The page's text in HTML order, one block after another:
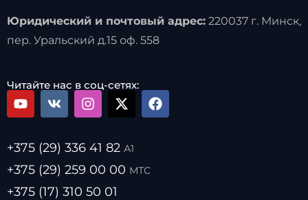
Юридический и почтовый адрес:220037 г. Минск,
пер. Уральский д.15 оф. 558
Читайте нас в соц-сетях:
+375 (29) 336 41 82 А1
+375 (29) 259 00 00 МТС
+375 (17) 310 50 01